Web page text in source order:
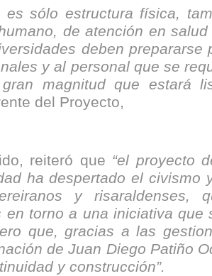
es sólo estructura física,
de atención en
deben prepararse
y al personal que se
magnitud que estará
del Proyecto,
reiteró que “el proyecto
ha despertado el civismo
y risaraldenses,
en torno a una iniciativa que
que, gracias a las
de Juan Diego Patiño
y construcción”.